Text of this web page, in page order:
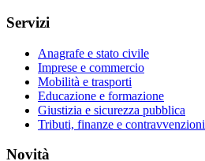
Servizi
Anagrafe e stato civile
Imprese e commercio
Mobilità e trasporti
Educazione e formazione
Giustizia e sicurezza pubblica
Tributi, finanze e contravvenzioni
Novità